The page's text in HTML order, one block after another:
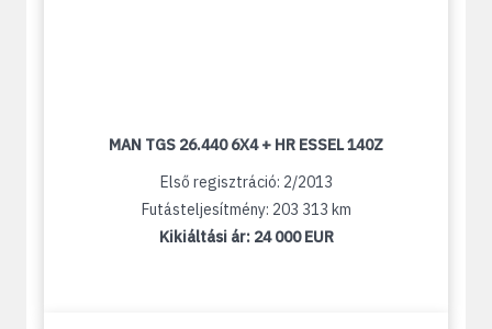
MAN TGS 26.440 6X4 + HR ESSEL 140Z
Első regisztráció: 2/2013
Futásteljesítmény: 203 313 km
Kikiáltási ár: 24 000 EUR